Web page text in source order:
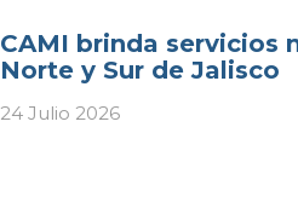
CAMI brinda servicios
Norte y Sur de Jalisco
24 Julio 2026